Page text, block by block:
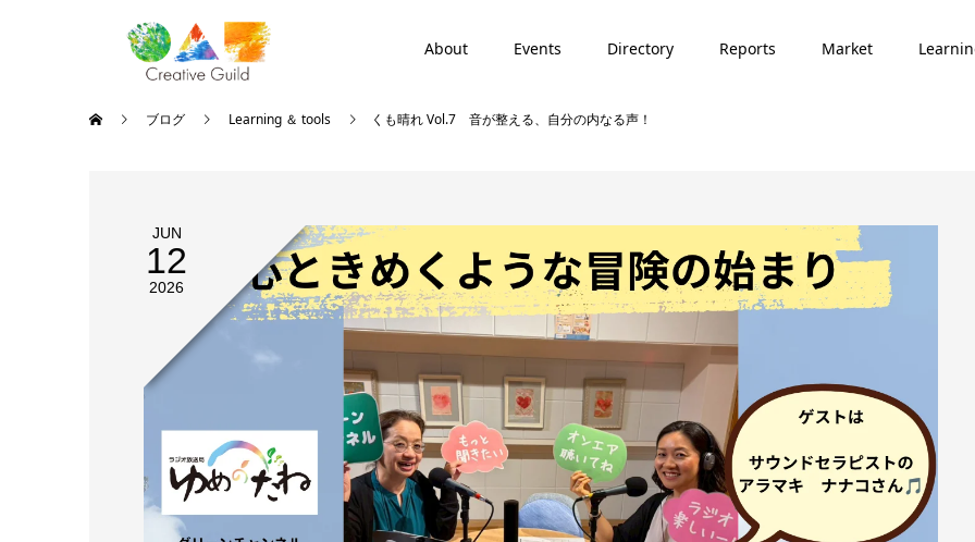
About Events Directory Reports Market
ブログ Learning ＆ tools くも晴れ Vol.7 音が整える、自分の内なる声！
JUN
12
2026